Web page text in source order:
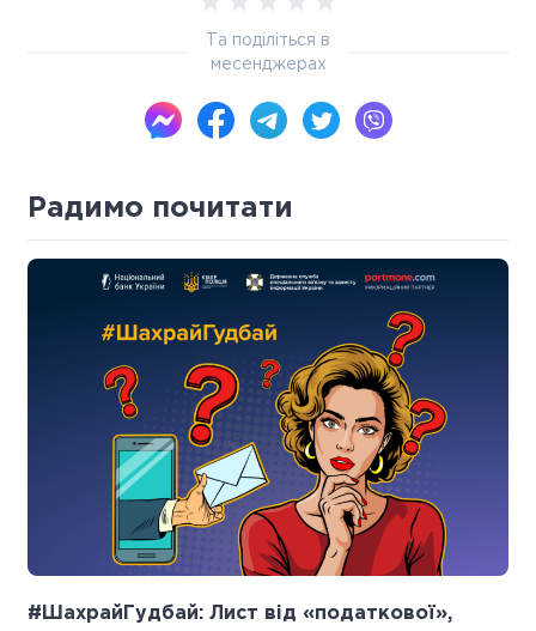
Та поділіться в
месенджерах
Радимо почитати
#ШахрайГудбай: Лист від «податкової»,